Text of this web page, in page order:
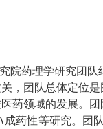
院药理学研究团队
，团队总体定位
药领域的发展。
成药性等研究。团